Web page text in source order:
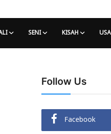
SENI KISAH
Follow Us
Facebook